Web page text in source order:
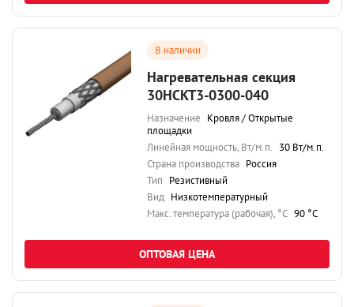
В наличии
Нагревательная секция
30НСКТ3-0300-040
Назначение Кровля / Открытые
площадки
Линейная мощность, Вт/м.п. 30 Вт/м.п.
Страна производства Россия
Тип Резистивный
Вид Низкотемпературный
Maкс. температура (рабочая), °C 90 °C
ОПТОВАЯ ЦЕНА